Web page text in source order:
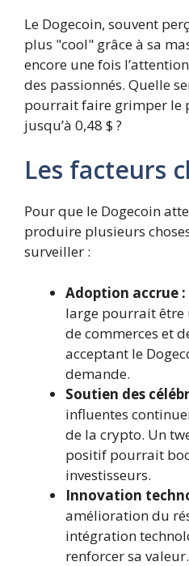
Le Dogecoin, souvent
plus "cool" grâce à sa
encore une fois
des passionnés. Quelle
pourrait faire grimper le
jusqu’à 0,48 $ ?
Les facteurs
Pour que le Dogecoin
produire plusieurs
surveiller :
Adoption accrue :
large pourrait être
de commerces et
acceptant le
demande.
Soutien des
influentes
de la crypto. Un
positif pourrait
investisseurs.
Innovation
amélioration du
intégration
renforcer sa valeur.